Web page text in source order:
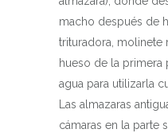
macho después de
trituradora, molinete
hueso de la
agua para utilizarla
Las almazaras
cámaras en la parte